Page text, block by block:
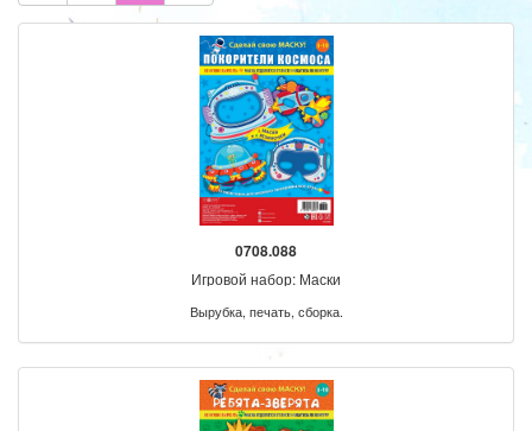
0708.088
Игровой набор: Маски
Вырубка, печать, сборка.